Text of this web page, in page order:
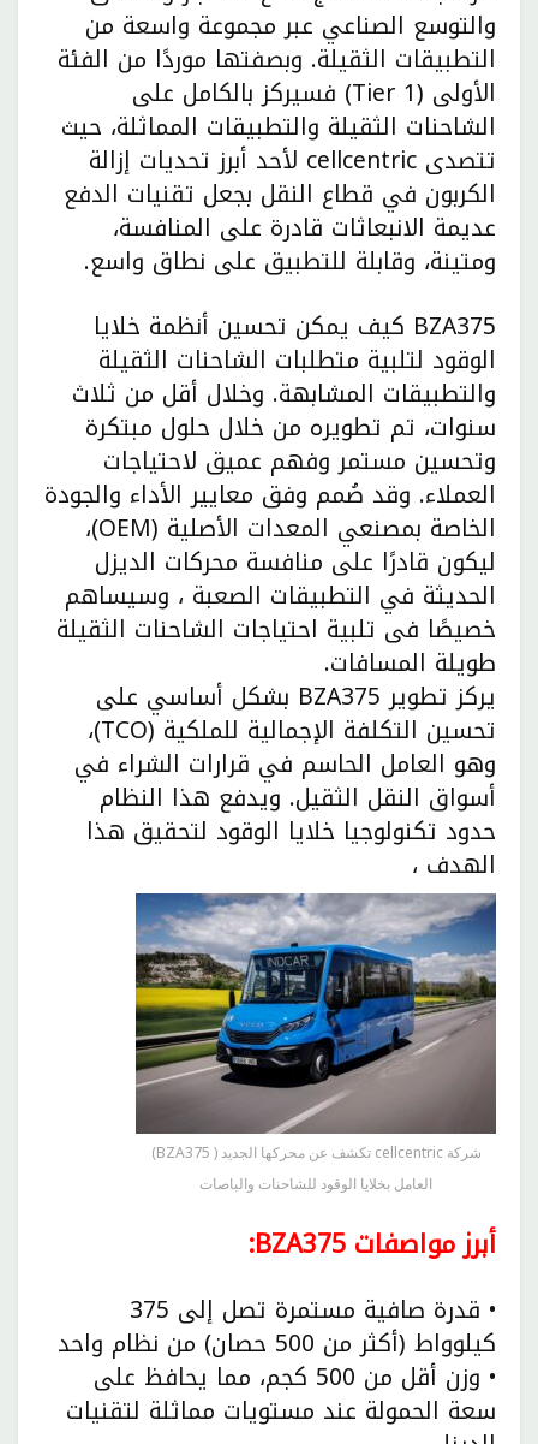
والتوسع الصناعي عبر مجموعة واسعة من
التطبيقات الثقيلة. وبصفتها موردًا من الفئة
الأولى (Tier 1) فسيركز بالكامل على
الشاحنات الثقيلة والتطبيقات المماثلة، حيث
تتصدى cellcentric لأحد أبرز تحديات إزالة
الكربون في قطاع النقل بجعل تقنيات الدفع
عديمة الانبعاثات قادرة على المنافسة،
ومتينة، وقابلة للتطبيق على نطاق واسع.
BZA375 كيف يمكن تحسين أنظمة خلايا
الوقود لتلبية متطلبات الشاحنات الثقيلة
والتطبيقات المشابهة. وخلال أقل من ثلاث
سنوات، تم تطويره من خلال حلول مبتكرة
وتحسين مستمر وفهم عميق لاحتياجات
العملاء. وقد صُمم وفق معايير الأداء والجودة
الخاصة بمصنعي المعدات الأصلية (OEM)،
ليكون قادرًا على منافسة محركات الديزل
الحديثة في التطبيقات الصعبة ، وسيساهم
خصيصًا فى تلبية احتياجات الشاحنات الثقيلة
طويلة المسافات.
يركز تطوير BZA375 بشكل أساسي على
تحسين التكلفة الإجمالية للملكية (TCO)،
وهو العامل الحاسم في قرارات الشراء في
أسواق النقل الثقيل. ويدفع هذا النظام
حدود تكنولوجيا خلايا الوقود لتحقيق هذا
الهدف ،
شركة cellcentric تكشف عن محركها الجديد ( BZA375)
العامل بخلايا الوقود للشاحنات والباصات
أبرز مواصفات BZA375:
• قدرة صافية مستمرة تصل إلى 375
كيلوواط (أكثر من 500 حصان) من نظام واحد
• وزن أقل من 500 كجم، مما يحافظ على
سعة الحمولة عند مستويات مماثلة لتقنيات